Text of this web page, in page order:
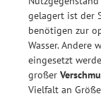
gelagert ist der
benötigen zur
Wasser. Andere
eingesetzt
großer
Vielfalt an